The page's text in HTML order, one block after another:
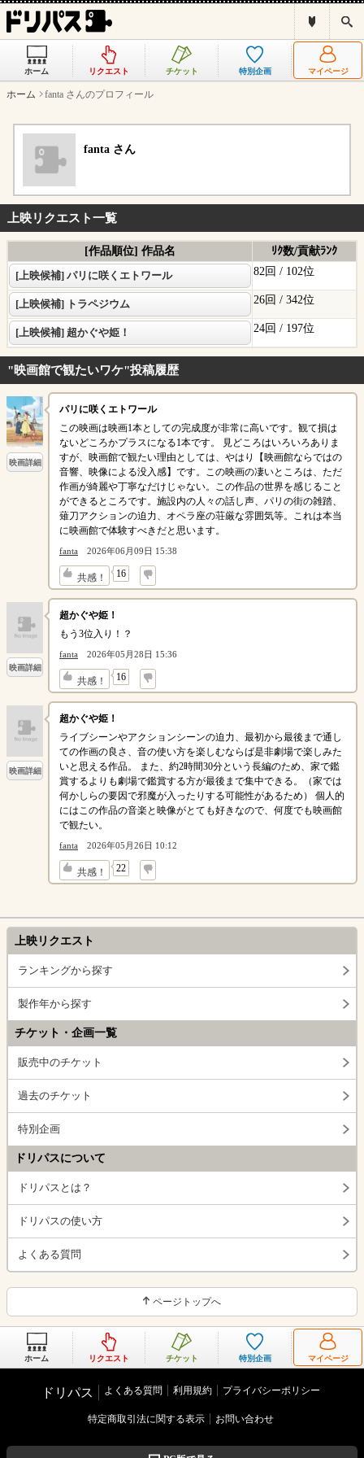
リ
ス
と
索
ホーム リクエスト チケット 特別企画 マイページ
ホーム fanta さんのプロフィール
fanta さん
上映リクエスト一覧
[作品順位] 作品名
ﾘｸ数/貢献ﾗﾝｸ
[上映候補] パリに咲くエトワール
82回 / 102位
[上映候補] トラペジウム 26回 / 342位
[上映候補] 超かぐや姫！ 24回 / 197位
"映画館で観たいワケ"投稿履歴
映画詳細
パリに咲くエトワール
この映画は映画1本としての完成度が非常に高いです。観て損は
ないどころかプラスになる1本です。 見どころはいろいろありま
すが、映画館で観たい理由としては、やはり【映画館ならではの
音響、映像による没入感】です。この映画の凄いところは、ただ
作画が綺麗や丁寧なだけじゃない。この作品の世界を感じること
ができるところです。施設内の人々の話し声、パリの街の雑踏、
薙刀アクションの迫力、オペラ座の荘厳な雰囲気等。これは本当
に映画館で体験すべきだと思います。
fanta 2026年06月09日 15:38
共感！ 16
↓
映画詳細
超かぐや姫！
もう3位入り！？
fanta 2026年05月28日 15:36
共感！ 16
↓
映画詳細
超かぐや姫！
ライブシーンやアクションシーンの迫力、最初から最後まで通し
ての作画の良さ、音の使い方を楽しむならば是非劇場で楽しみた
いと思える作品。 また、約2時間30分という長編のため、家で鑑
賞するよりも劇場で鑑賞する方が最後まで集中できる。（家では
何かしらの要因で邪魔が入ったりする可能性があるため） 個人的
にはこの作品の音楽と映像がとても好きなので、何度でも映画館
で観たい。
fanta 2026年05月26日 10:12
共感！ 22
↓
上映リクエスト
ランキングから探す
製作年から探す
チケット・企画一覧
販売中のチケット
過去のチケット
特別企画
ドリパスについて
ドリパスとは？
ドリパスの使い方
よくある質問
ページトップへ
ホーム リクエスト チケット 特別企画 マイページ
ドリパス よくある質問 利用規約 プライバシーポリシー
特定商取引法に関する表示 お問い合わせ